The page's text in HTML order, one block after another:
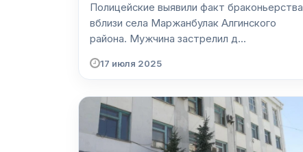
Полицейские выявили факт браконьерства
вблизи села Маржанбулак Алгинского
района. Мужчина застрелил д...
17 июля 2025